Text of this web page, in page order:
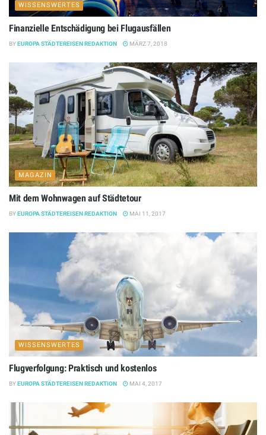
WISSENSWERTES
Finanzielle Entschädigung bei Flugausfällen
BYEUROPA STÄDTEREISEN REDAKTION MÄRZ 7, 2018
MAGAZIN
Mit dem Wohnwagen auf Städtetour
BYEUROPA STÄDTEREISEN REDAKTION MAI 11, 2017
WISSENSWERTES
Flugverfolgung: Praktisch und kostenlos
BYEUROPA STÄDTEREISEN REDAKTION MAI 4, 2017